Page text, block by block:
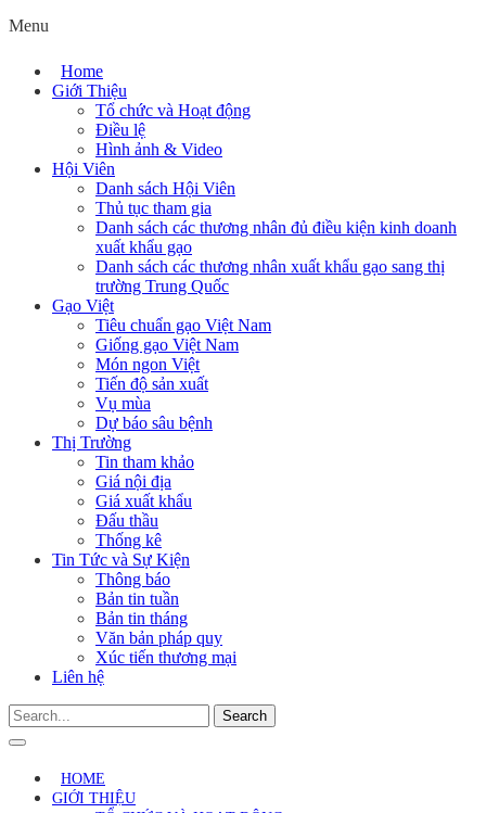
Menu
Home
Giới Thiệu
Tổ chức và Hoạt động
Điều lệ
Hình ảnh & Video
Hội Viên
Danh sách Hội Viên
Thủ tục tham gia
Danh sách các thương nhân đủ điều kiện kinh doanh
xuất khẩu gạo
Danh sách các thương nhân xuất khẩu gạo sang thị
trường Trung Quốc
Gạo Việt
Tiêu chuẩn gạo Việt Nam
Giống gạo Việt Nam
Món ngon Việt
Tiến độ sản xuất
Vụ mùa
Dự báo sâu bệnh
Thị Trường
Tin tham khảo
Giá nội địa
Giá xuất khẩu
Đấu thầu
Thống kê
Tin Tức và Sự Kiện
Thông báo
Bản tin tuần
Bản tin tháng
Văn bản pháp quy
Xúc tiến thương mại
Liên hệ
Search
HOME
GIỚI THIỆU